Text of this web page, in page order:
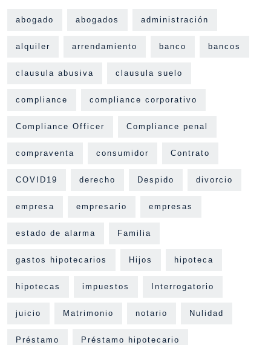
abogado abogados administración
alquiler arrendamiento banco bancos
clausula abusiva clausula suelo
compliance compliance corporativo
Compliance Officer Compliance penal
compraventa consumidor Contrato
COVID19 derecho Despido divorcio
empresa empresario empresas
estado de alarma Familia
gastos hipotecarios Hijos hipoteca
hipotecas impuestos Interrogatorio
juicio Matrimonio notario Nulidad
Préstamo Préstamo hipotecario